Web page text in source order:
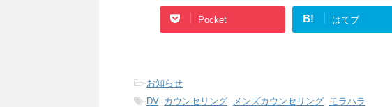
Pocket B! はてブ
-お知らせ
-DV, カウンセリング, メンズカウンセリング, モラハラ